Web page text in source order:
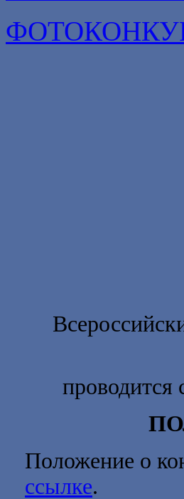
проводится
Положение о
ссылке.